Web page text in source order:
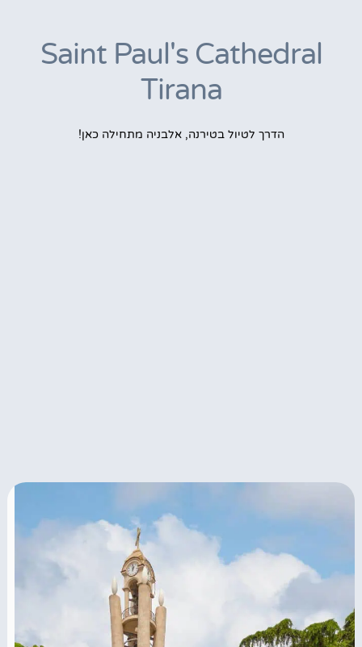
Saint Paul's Cathedral
Tirana
הדרך לטיול בטירנה, אלבניה מתחילה כאן!